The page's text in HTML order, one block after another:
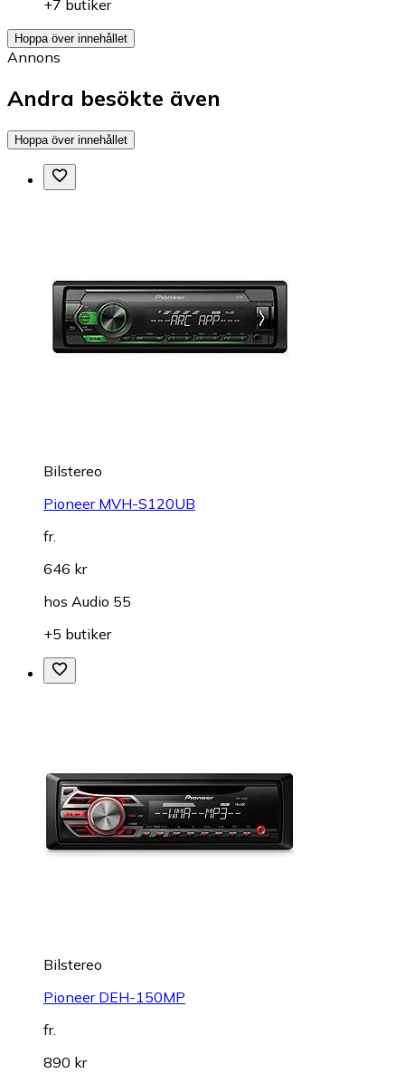
+7 butiker
Hoppa över innehållet
Annons
Andra besökte även
Hoppa över innehållet
Bilstereo
Pioneer MVH-S120UB
fr.
646 kr
hos Audio 55
+5 butiker
Bilstereo
Pioneer DEH-150MP
fr.
890 kr